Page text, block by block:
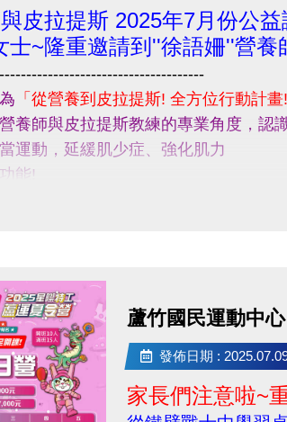
皮拉提斯 2025年7月份公
士~隆重邀請到''徐語姍''營養
「從營養到皮拉提斯! 全方位行動計畫!
養師與皮拉提斯教練的專業角度，認
運動，延緩肌少症、強化肌力
能!
趣者皆可報名，參加者皆有小禮物!!
或點選下方連結填寫報名喔!!
forms/d/e/
蘆竹國民運動中
發佈日期 :
家長們注意啦~